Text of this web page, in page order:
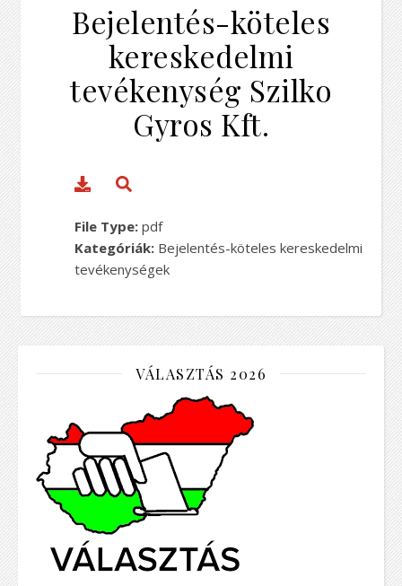
Bejelentés-köteles
kereskedelmi
tevékenység Szilko
Gyros Kft.
File Type: pdf
Kategóriák: Bejelentés-köteles kereskedelmi
tevékenységek
VÁLASZTÁS 2026